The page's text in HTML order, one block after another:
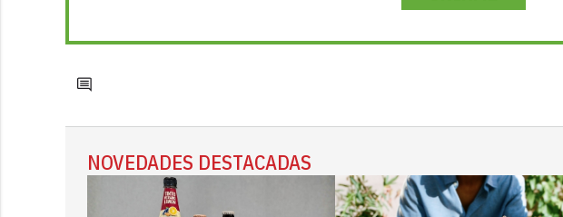
NOVEDADES DESTACADAS